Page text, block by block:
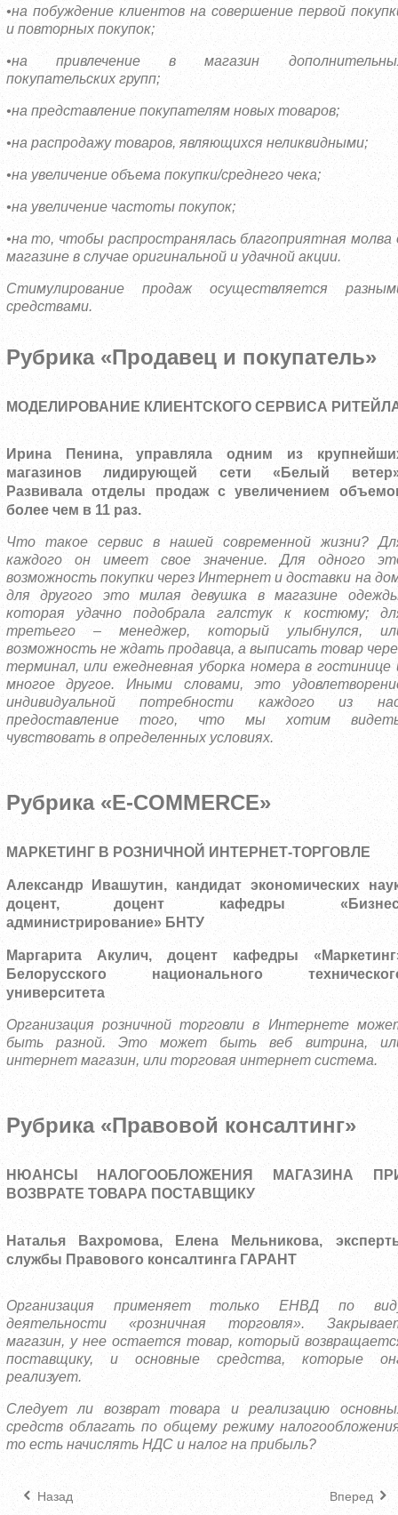
•на побуждение клиентов на совершение первой
и повторных покупок;
•на привлечение в магазин
покупательских групп;
•на представление покупателям новых товаров;
•на распродажу товаров, являющихся неликвидными;
•на увеличение объема покупки/среднего чека;
•на увеличение частоты покупок;
•на то, чтобы распространялась благоприятная молва
магазине в случае оригинальной и удачной акции.
Стимулирование продаж осуществляется
средствами.
Рубрика «Продавец и покупатель»
МОДЕЛИРОВАНИЕ КЛИЕНТСКОГО СЕРВИСА
Ирина Пенина, управляла одним из
магазинов лидирующей сети «Белый
Развивала отделы продаж с увеличением
более чем в 11 раз.
Что такое сервис в нашей современной жизни?
каждого он имеет свое значение. Для одного
возможность покупки через Интернет и доставки на
для другого это милая девушка в магазине
которая удачно подобрала галстук к костюму;
третьего – менеджер, который улыбнулся,
возможность не ждать продавца, а выписать товар
терминал, или ежедневная уборка номера в гостинице
многое другое. Иными словами, это
индивидуальной потребности каждого из
предоставление того, что мы хотим
чувствовать в определенных условиях.
Рубрика «E-COMMERCE»
МАРКЕТИНГ В РОЗНИЧНОЙ ИНТЕРНЕТ-ТОРГОВЛЕ
Александр Ивашутин, кандидат экономических
доцент, доцент кафедры
администрирование» БНТУ
Маргарита Акулич, доцент кафедры
Белорусского национального
университета
Организация розничной торговли в Интернете
быть разной. Это может быть веб витрина,
интернет магазин, или торговая интернет система.
Рубрика «Правовой консалтинг»
НЮАНСЫ НАЛОГООБЛОЖЕНИЯ МАГАЗИНА
ВОЗВРАТЕ ТОВАРА ПОСТАВЩИКУ
Наталья Вахромова, Елена Мельникова,
службы Правового консалтинга ГАРАНТ
Организация применяет только ЕНВД по
деятельности «розничная торговля».
магазин, у нее остается товар, который
поставщику, и основные средства, которые
реализует.
Следует ли возврат товара и реализацию
средств облагать по общему режиму
то есть начислять НДС и налог на прибыль?
Назад Вперед